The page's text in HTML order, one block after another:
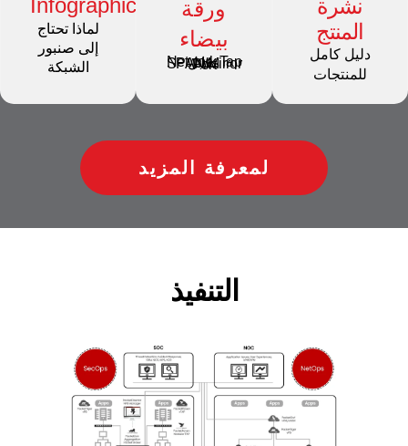
Infographic
لماذا تحتاج
إلى صنبور
الشبكة
ورقة
بيضاء
Network Tap مقابل SPAN/Mirror Port
نشرة
المنتج
دليل كامل
للمنتجات
لمعرفة المزيد
التنفيذ